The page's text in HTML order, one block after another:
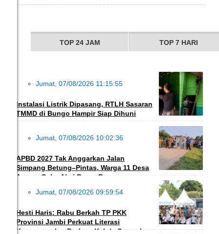
TOP 24 JAM TOP 7 HARI
INFO DESA
Jumat, 07/08/2026 11:15:55
Instalasi Listrik Dipasang, RTLH Sasaran
TMMD di Bungo Hampir Siap Dihuni
DAERAH
Jumat, 07/08/2026 10:02:36
APBD 2027 Tak Anggarkan Jalan
Simpang Betung–Pintas, Warga 11 Desa
Ancam Gelar Aksi Besar-Besaran
EKBIS
Jumat, 07/08/2026 09:59:54
Hesti Haris: Rabu Berkah TP PKK
Provinsi Jambi Perkuat Literasi
Keuangan dan Budaya Kelola Sampah